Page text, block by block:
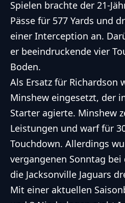
Spielen brachte der 21-
Pässe für 577 Yards und
einer Interception an.
er beeindruckende vier
Boden.
Als Ersatz für Richardson
Minshew eingesetzt, der
Starter agierte. Minshew
Leistungen und warf für
Touchdown. Allerdings
vergangenen Sonntag
die Jacksonville Jaguars
Mit einer aktuellen